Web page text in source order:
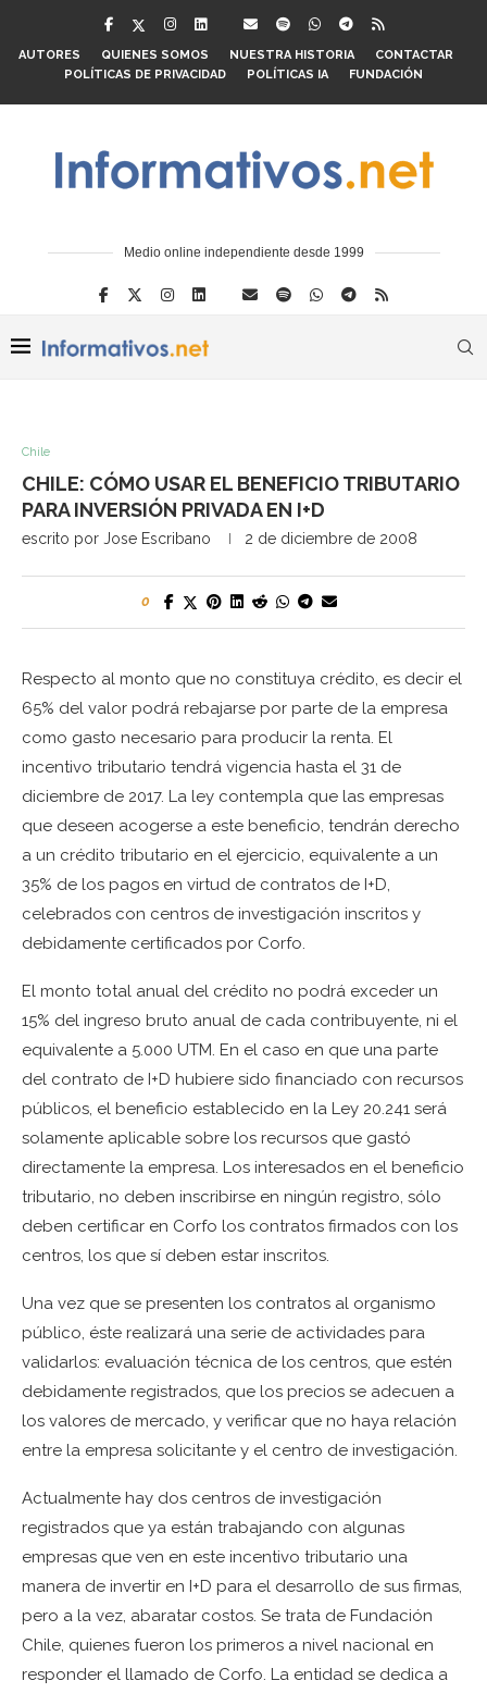
AUTORES QUIENES SOMOS NUESTRA HISTORIA
CONTACTAR
POLÍTICAS DE PRIVACIDAD
POLÍTICAS IA FUNDACIÓN
Medio online independiente desde 1999
Chile
CHILE: CÓMO USAR EL BENEFICIO TRIBUTARIO
PARA INVERSIÓN PRIVADA EN I+D
escrito por Jose Escribano 2 de diciembre de 2008
0
Respecto al monto que no constituya crédito, es decir el
65% del valor podrá rebajarse por parte de la empresa
como gasto necesario para producir la renta. El
incentivo tributario tendrá vigencia hasta el 31 de
diciembre de 2017. La ley contempla que las empresas
que deseen acogerse a este beneficio, tendrán derecho
a un crédito tributario en el ejercicio, equivalente a un
35% de los pagos en virtud de contratos de I+D,
celebrados con centros de investigación inscritos y
debidamente certificados por Corfo.
El monto total anual del crédito no podrá exceder un
15% del ingreso bruto anual de cada contribuyente, ni el
equivalente a 5.000 UTM. En el caso en que una parte
del contrato de I+D hubiere sido financiado con recursos
públicos, el beneficio establecido en la Ley 20.241 será
solamente aplicable sobre los recursos que gastó
directamente la empresa. Los interesados en el beneficio
tributario, no deben inscribirse en ningún registro, sólo
deben certificar en Corfo los contratos firmados con los
centros, los que sí deben estar inscritos.
Una vez que se presenten los contratos al organismo
público, éste realizará una serie de actividades para
validarlos: evaluación técnica de los centros, que estén
debidamente registrados, que los precios se adecuen a
los valores de mercado, y verificar que no haya relación
entre la empresa solicitante y el centro de investigación.
Actualmente hay dos centros de investigación
registrados que ya están trabajando con algunas
empresas que ven en este incentivo tributario una
manera de invertir en I+D para el desarrollo de sus firmas,
pero a la vez, abaratar costos. Se trata de Fundación
Chile, quienes fueron los primeros a nivel nacional en
responder el llamado de Corfo. La entidad se dedica a